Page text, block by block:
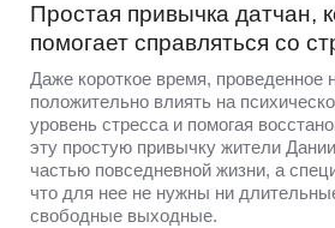
Простая привычка датчан,
помогает справляться со
Даже короткое время, проведенное
положительно влиять на
уровень стресса и помогая
эту простую привычку жители
частью повседневной жизни, а
что для нее не нужны ни
свободные выходные.